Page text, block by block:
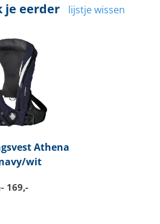
je eerder lijstje wissen
Athena
wit
169,-